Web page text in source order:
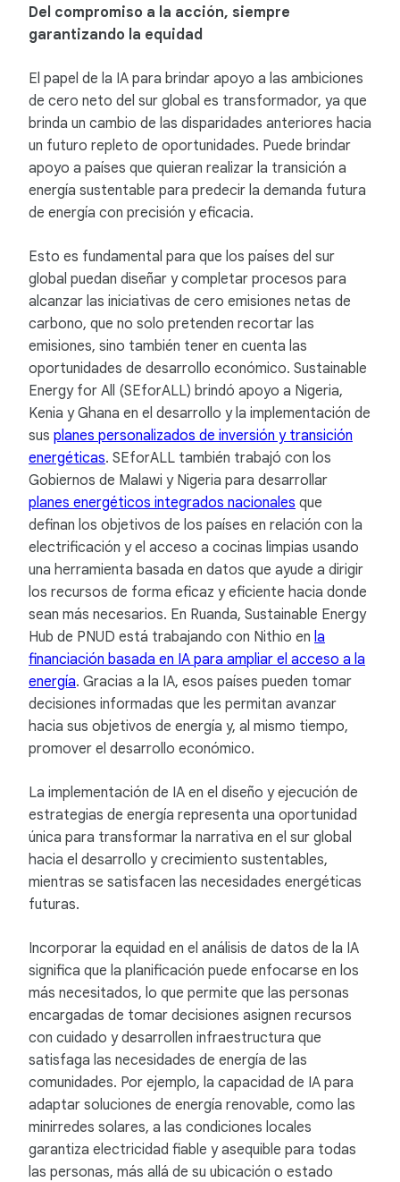
Del compromiso a la acción, siempre
garantizando la equidad
El papel de la IA para brindar apoyo a las ambiciones
de cero neto del sur global es transformador, ya que
brinda un cambio de las disparidades anteriores hacia
un futuro repleto de oportunidades. Puede brindar
apoyo a países que quieran realizar la transición a
energía sustentable para predecir la demanda futura
de energía con precisión y eficacia.
Esto es fundamental para que los países del sur
global puedan diseñar y completar procesos para
alcanzar las iniciativas de cero emisiones netas de
carbono, que no solo pretenden recortar las
emisiones, sino también tener en cuenta las
oportunidades de desarrollo económico. Sustainable
Energy for All (SEforALL) brindó apoyo a Nigeria,
Kenia y Ghana en el desarrollo y la implementación de
sus planes personalizados de inversión y transición
energéticas. SEforALL también trabajó con los
Gobiernos de Malawi y Nigeria para desarrollar
planes energéticos integrados nacionales que
definan los objetivos de los países en relación con la
electrificación y el acceso a cocinas limpias usando
una herramienta basada en datos que ayude a dirigir
los recursos de forma eficaz y eficiente hacia donde
sean más necesarios. En Ruanda, Sustainable Energy
Hub de PNUD está trabajando con Nithio en la
financiación basada en IA para ampliar el acceso a la
energía. Gracias a la IA, esos países pueden tomar
decisiones informadas que les permitan avanzar
hacia sus objetivos de energía y, al mismo tiempo,
promover el desarrollo económico.
La implementación de IA en el diseño y ejecución de
estrategias de energía representa una oportunidad
única para transformar la narrativa en el sur global
hacia el desarrollo y crecimiento sustentables,
mientras se satisfacen las necesidades energéticas
futuras.
Incorporar la equidad en el análisis de datos de la IA
significa que la planificación puede enfocarse en los
más necesitados, lo que permite que las personas
encargadas de tomar decisiones asignen recursos
con cuidado y desarrollen infraestructura que
satisfaga las necesidades de energía de las
comunidades. Por ejemplo, la capacidad de IA para
adaptar soluciones de energía renovable, como las
minirredes solares, a las condiciones locales
garantiza electricidad fiable y asequible para todas
las personas, más allá de su ubicación o estado